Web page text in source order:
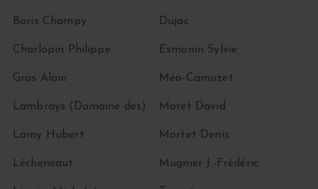
Boris Champy
Charlopin Philippe
Dujac
Esmonin Sylvie
Gras Alain
Lambrays (Domaine des)
Lamy Hubert
Lécheneaut
Méo-Camuzet
Moret David
Mortet Denis
Mugnier J.-Frédéric